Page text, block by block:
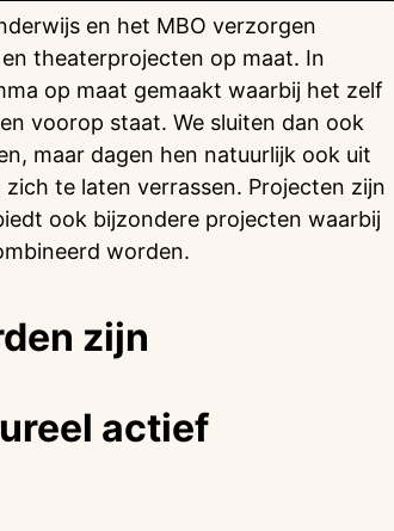
en het MBO verzorgen
theaterprojecten op maat. In
op maat gemaakt waarbij het zelf
voorop staat. We sluiten dan ook
maar dagen hen natuurlijk ook uit
te laten verrassen. Projecten zijn
ook bijzondere projecten waarbij
worden.
zijn
actief